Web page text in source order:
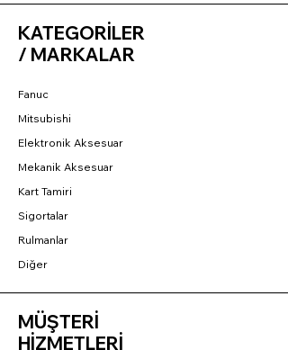
KATEGORİLER
/ MARKALAR
Fanuc
Mitsubishi
Elektronik Aksesuar
Mekanik Aksesuar
Kart Tamiri
Sigortalar
Rulmanlar
Diğer
MÜŞTERİ
HİZMETLERİ